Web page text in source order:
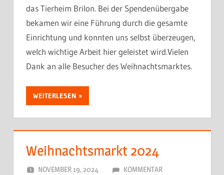
das Tierheim Brilon. Bei der Spendenübergabe
bekamen wir eine Führung durch die gesamte
Einrichtung und konnten uns selbst überzeugen,
welch wichtige Arbeit hier geleistet wird.Vielen
Dank an alle Besucher des Weihnachtsmarktes.
WEITERLESEN
Weihnachtsmarkt 2024
NOVEMBER 19, 2024 DORFJUGEND
KOMMENTAR